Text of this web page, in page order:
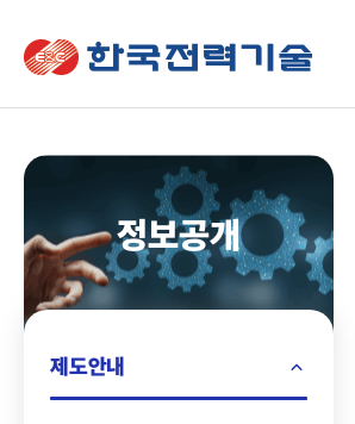
한국전력기술
정보공개
제도안내